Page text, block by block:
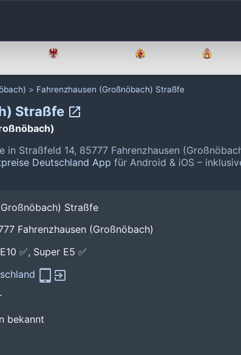
Fahrenzhausen (Großnöbach) Straßfe
Straßfe
in Straßfeld 14, 85777 Fahrenzhausen
Deutschland App für Android & iOS –
Straßfe
Fahrenzhausen (Großnöbach)
✅, Super E5 ✅
bekannt